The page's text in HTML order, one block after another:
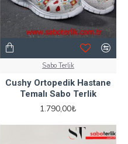
Sabo Terlik
Cushy Ortopedik Hastane
Temalı Sabo Terlik
1.790,00₺